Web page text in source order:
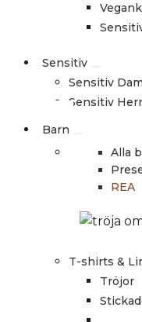
Sensitiv
Sensitiv Dam
Sensitiv Herr
Barn
Alla
REA
T-shirts &
Tröjor